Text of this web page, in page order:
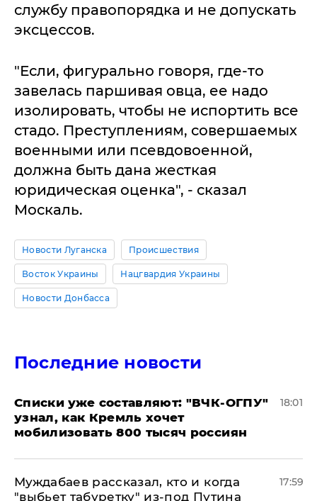
службу правопорядка и не допускать
эксцессов.
"Если, фигурально говоря, где-то
завелась паршивая овца, ее надо
изолировать, чтобы не испортить все
стадо. Преступлениям, совершаемых
военными или псевдовоенной,
должна быть дана жесткая
юридическая оценка", - сказал
Москаль.
Новости Луганска Происшествия
Восток Украины Нацгвардия Украины
Новости Донбасса
Последние новости
Списки уже составляют: "ВЧК-ОГПУ"
узнал, как Кремль хочет
мобилизовать 800 тысяч россиян
18:01
Муждабаев рассказал, кто и когда
"выбьет табуретку" из-под Путина
17:59